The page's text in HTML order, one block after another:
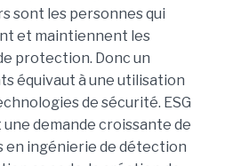
sont les personnes qui
et maintiennent les
protection. Donc un
équivaut à une utilisation
de sécurité. ESG
demande croissante de
en ingénierie de détection